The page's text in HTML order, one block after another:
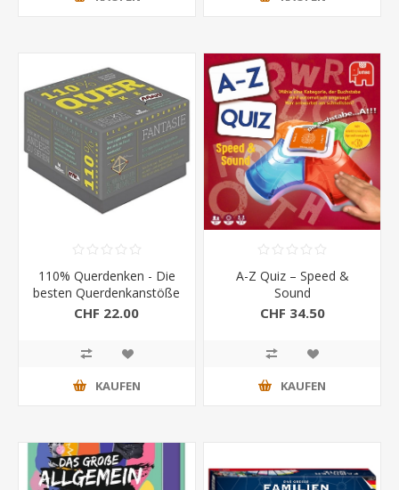
110% Querdenken - Die
besten Querdenkanstöße
(Moses Verlag)
CHF 22.00
KAUFEN
A-Z Quiz – Speed &
Sound
CHF 34.50
KAUFEN